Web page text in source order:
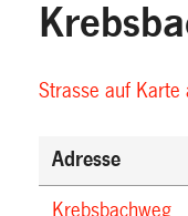
Strasse auf Karte
Adresse
Krebsbachweg